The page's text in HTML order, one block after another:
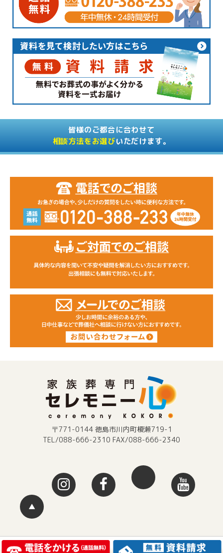
皆様のご都合に合わせて
相談方法をお選びいただけます。
〒771-0144 徳島市川内町榎瀬719-1
TEL/088-666-2310 FAX/088-666-2340
▲